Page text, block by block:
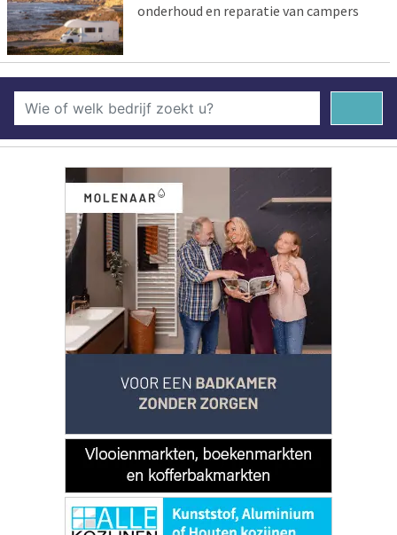
onderhoud en reparatie van campers